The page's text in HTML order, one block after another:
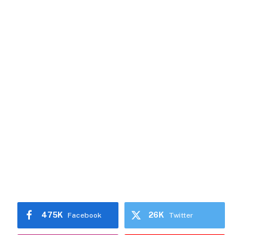
Facebook
475K Twitter
26K